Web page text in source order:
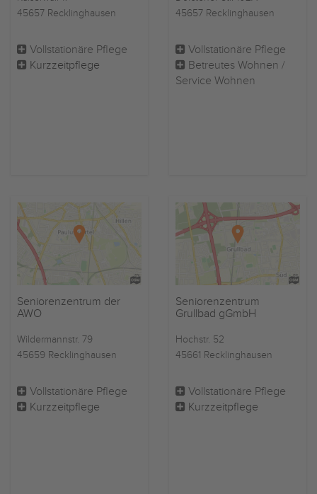
45657 Recklinghausen
Vollstationäre Pflege
Kurzzeitpflege
45657 Recklinghausen
Vollstationäre Pflege
Betreutes Wohnen /
Service Wohnen
Seniorenzentrum der
AWO
Wildermannstr. 79
45659 Recklinghausen
Vollstationäre Pflege
Kurzzeitpflege
Seniorenzentrum
Grullbad gGmbH
Hochstr. 52
45661 Recklinghausen
Vollstationäre Pflege
Kurzzeitpflege